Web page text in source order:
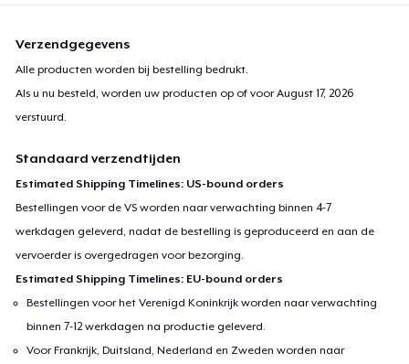
Verzendgegevens
Alle producten worden bij bestelling bedrukt.
Als u nu besteld, worden uw producten op of voorAugust 17, 2026
verstuurd.
Standaard verzendtijden
Estimated Shipping Timelines: US-bound orders
Bestellingen voor de VS worden naar verwachting binnen 4-7
werkdagen geleverd, nadat de bestelling is geproduceerd en aan de
vervoerder is overgedragen voor bezorging.
Estimated Shipping Timelines: EU-bound orders
Bestellingen voor het Verenigd Koninkrijk worden naar verwachting
binnen 7-12 werkdagen na productie geleverd.
Voor Frankrijk, Duitsland, Nederland en Zweden worden naar